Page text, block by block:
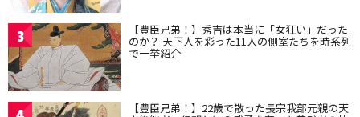
3 【豊臣兄弟！】秀吉は本当に「女狂い」だった
のか？ 天下人を彩った11人の側室たちを時系列
で一挙紹介
【豊臣兄弟！】22歳で散った長宗我部元親の天